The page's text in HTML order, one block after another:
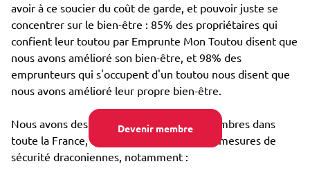
Devenir membre
avoir à ce soucier du coût de garde, et pouvoir juste se
concentrer sur le bien-être : 85% des propriétaires qui
confient leur toutou par Emprunte Mon Toutou disent que
nous avons amélioré son bien-être, et 98% des
emprunteurs qui s'occupent d'un toutou nous disent que
nous avons amélioré leur propre bien-être.
Nous avons des dizaines de milliers de membres dans
toute la France, et avons mis en place des mesures de
sécurité draconiennes, notamment :